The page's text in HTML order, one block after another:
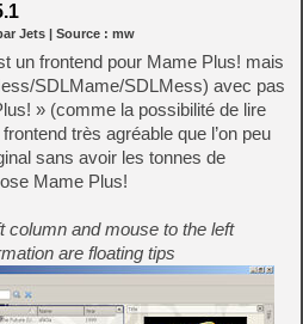
Jets | Source : mw
un frontend pour Mame Plus! mais
SDLMame/SDLMess) avec pas
» (comme la possibilité de lire
très agréable que l’on peu
sans avoir les tonnes de
Mame Plus!
column and mouse to the left
are floating tips